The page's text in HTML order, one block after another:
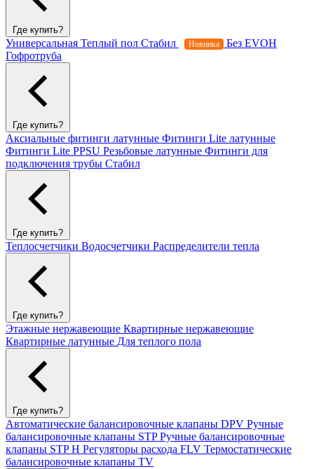
Где купить?
Универсальная Теплый пол Стабил Новинка
Без EVOH
Гофротруба
Где купить?
Аксиальные фитинги латунные Фитинги Lite латунные
Фитинги Lite PPSU Резьбовые латунные Фитинги для
подключения трубы Стабил
Где купить?
Теплосчетчики Водосчетчики Распределители тепла
Где купить?
Этажные нержавеющие Квартирные нержавеющие
Квартирные латунные Для теплого пола
Где купить?
Автоматические балансировочные клапаны DPV Ручные
балансировочные клапаны STPРучные балансировочные
клапаны STP H Регуляторы расхода FLV Термостатические
балансировочные клапаны TV